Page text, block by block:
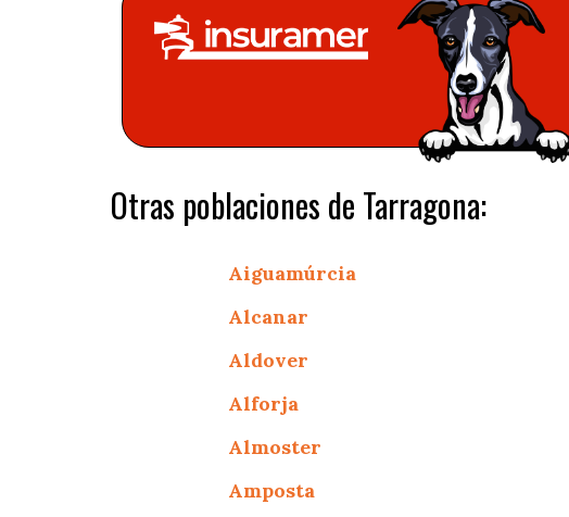
Otras poblaciones de Tarragona:
Aiguamúrcia
Alcanar
Aldover
Alforja
Almoster
Amposta